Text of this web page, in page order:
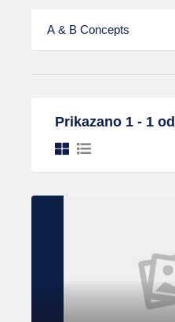
Prikazano 1 - 1